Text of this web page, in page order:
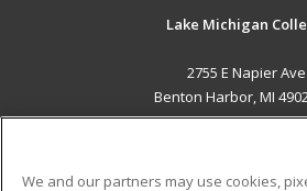
Lake Michigan
2755 E Napier Ave
Benton Harbor, MI
We and our partners may use cookies,